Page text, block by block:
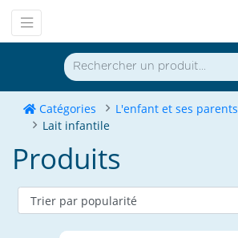
Catégories L'enfant et ses parents
Lait infantile
Produits